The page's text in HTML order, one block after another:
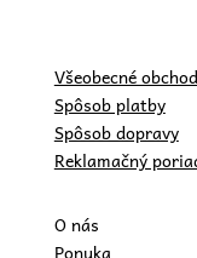
Všeobecné
Spôsob platby
Spôsob dopravy
Reklamačný
O nás
Ponuka